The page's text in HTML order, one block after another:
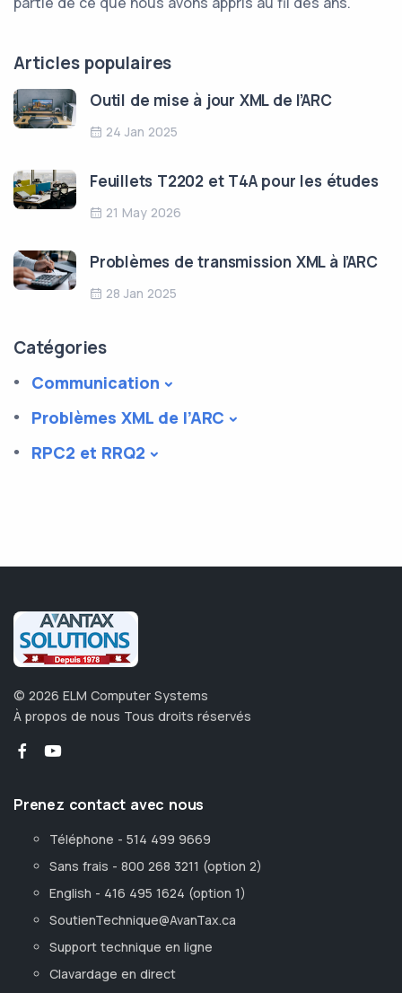
Articles populaires
Outil de mise à jour XML de l’ARC
24 Jan 2025
Feuillets T2202 et T4A pour les études
21 May 2026
Problèmes de transmission XML à l’ARC
28 Jan 2025
Catégories
Communication
Problèmes XML de l’ARC
RPC2 et RRQ2
© 2026 ELM Computer Systems
À propos de nous Tous droits réservés
Prenez contact avec nous
Téléphone - 514 499 9669
Sans frais - 800 268 3211 (option 2)
English - 416 495 1624 (option 1)
SoutienTechnique@AvanTax.ca
Support technique en ligne
Clavardage en direct